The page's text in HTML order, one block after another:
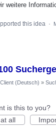
weitere
this idea ·
Client (Deutsch) »
is this to you?
all